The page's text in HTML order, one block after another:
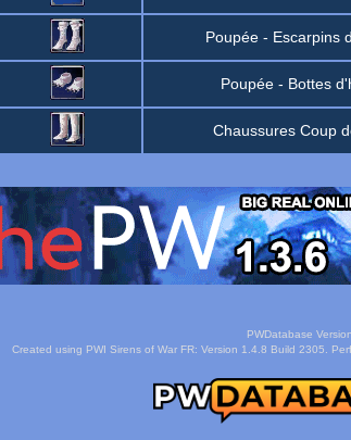
Poupée - Escarpins
Poupée - Bottes
Chaussures Coup
PWDatabase
Created using PWI Sirens of War FR: Version 1.4.8 Build 2305.